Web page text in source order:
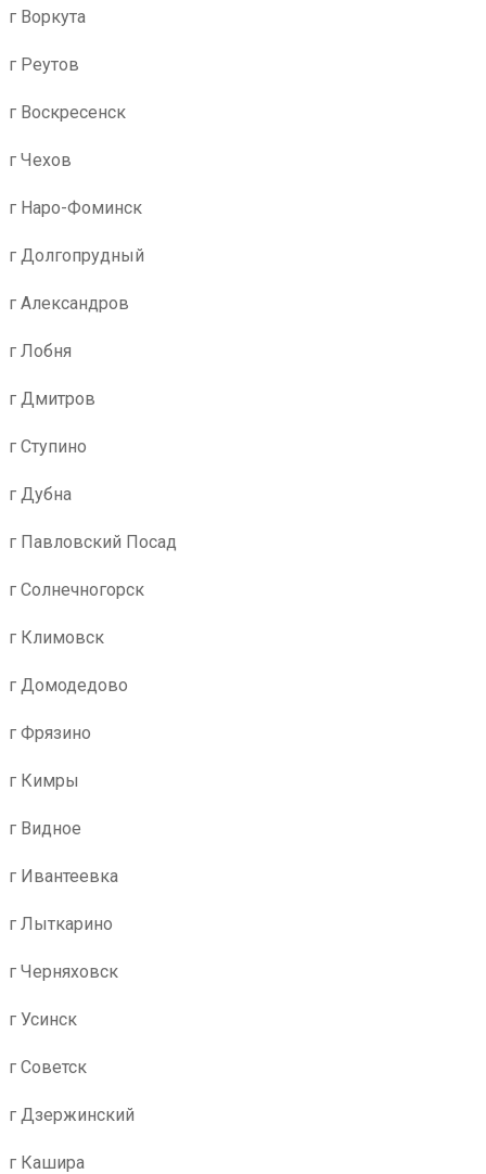
г Воркута
г Реутов
г Воскресенск
г Чехов
г Наро-Фоминск
г Долгопрудный
г Александров
г Лобня
г Дмитров
г Ступино
г Дубна
г Павловский Посад
г Солнечногорск
г Климовск
г Домодедово
г Фрязино
г Кимры
г Видное
г Ивантеевка
г Лыткарино
г Черняховск
г Усинск
г Советск
г Дзержинский
г Кашира